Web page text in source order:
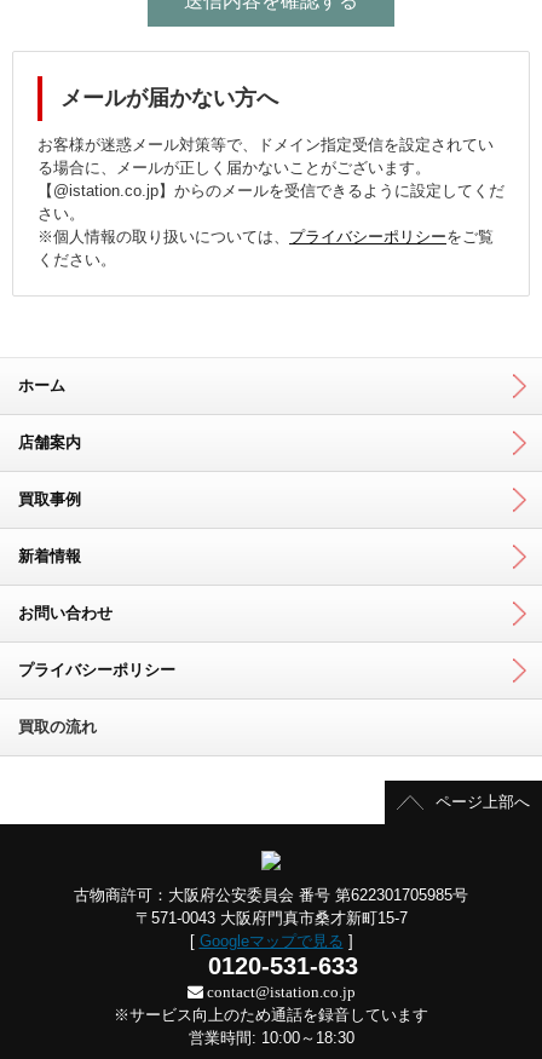
メールが届かない方へ
お客様が迷惑メール対策等で、ドメイン指定受信を設定されてい
る場合に、メールが正しく届かないことがございます。
【@istation.co.jp】からのメールを受信できるように設定してくだ
さい。
※個人情報の取り扱いについては、 プライバシーポリシーをご覧
ください。
ホーム
店舗案内
買取事例
新着情報
お問い合わせ
プライバシーポリシー
買取の流れ
ページ上部へ
古物商許可：大阪府公安委員会 番号 第622301705985号
〒571-0043 大阪府門真市桑才新町15-7
[ Googleマップで見る ]
0120-531-633
contact@istation.co.jp
※サービス向上のため通話を録音しています
営業時間: 10:00～18:30